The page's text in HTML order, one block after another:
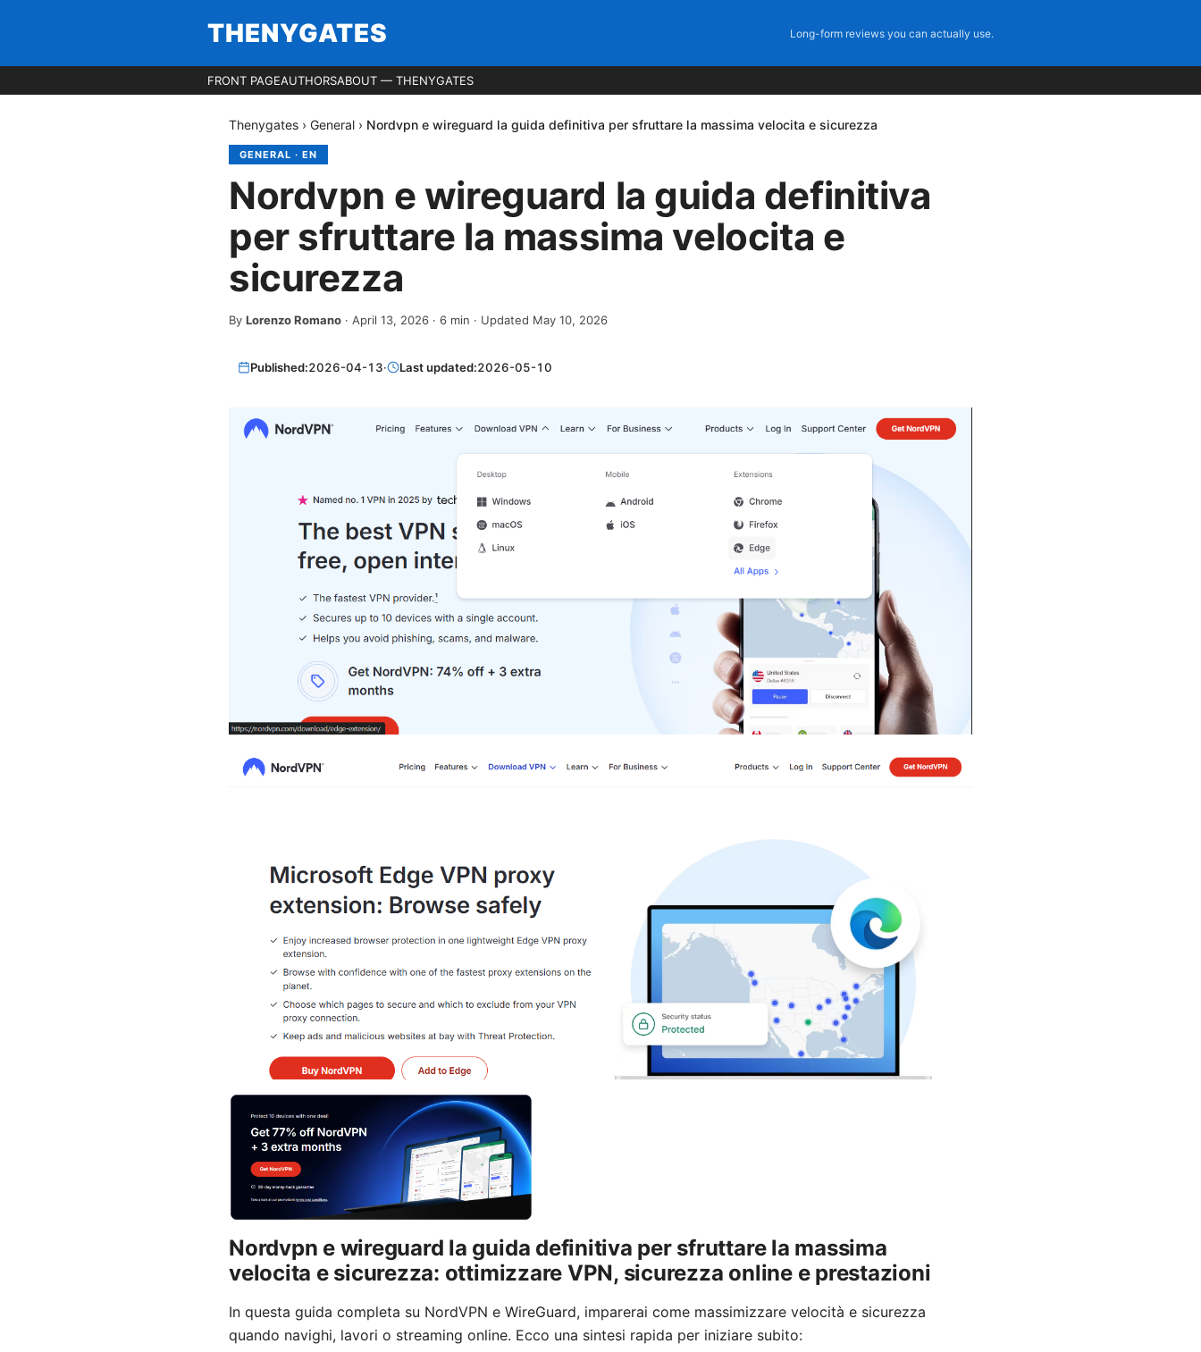
THENYGATES Long-form reviews you can actually use.
FRONT PAGEAUTHORSABOUT — THENYGATES
Thenygates › General › Nordvpn e wireguard la guida definitiva per sfruttare la massima velocita e sicurezza
GENERAL · EN
Nordvpn e wireguard la guida definitiva
per sfruttare la massima velocita e
sicurezza
By Lorenzo Romano · April 13, 2026 · 6 min · Updated May 10, 2026
Published:2026-04-13· Last updated:2026-05-10
Nordvpn e wireguard la guida definitiva per sfruttare la massima
velocita e sicurezza: ottimizzare VPN, sicurezza online e prestazioni
In questa guida completa su NordVPN e WireGuard, imparerai come massimizzare velocità e sicurezza
quando navighi, lavori o streaming online. Ecco una sintesi rapida per iniziare subito: